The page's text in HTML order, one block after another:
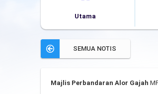
Utama
SEMUA NOTIS
Majlis Perbandaran Alor Gajah